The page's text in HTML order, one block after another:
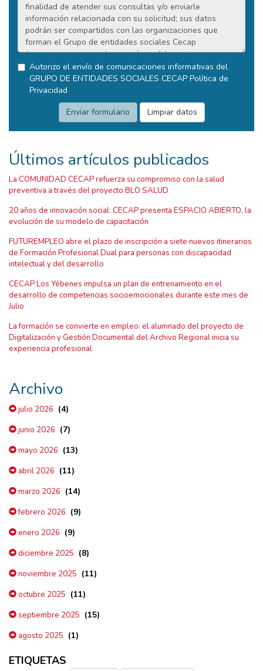
Autorizo el envío de comunicaciones informativas del
GRUPO DE ENTIDADES SOCIALES CECAP Política de
Privacidad
Últimos artículos publicados
La COMUNIDAD CECAP refuerza su compromiso con la salud
preventiva a través del proyecto BLO SALUD
20 años de innovación social: CECAP presenta ESPACIO ABIERTO, la
evolución de su modelo de capacitación
FUTUREMPLEO abre el plazo de inscripción a siete nuevos itinerarios
de Formación Profesional Dual para personas con discapacidad
intelectual y del desarrollo
CECAP Los Yébenes impulsa un plan de entrenamiento en el
desarrollo de competencias socioemocionales durante este mes de
Julio
La formación se convierte en empleo: el alumnado del proyecto de
Digitalización y Gestión Documental del Archivo Regional inicia su
experiencia profesional
Archivo
julio 2026 (4)
junio 2026 (7)
mayo 2026 (13)
abril 2026 (11)
marzo 2026 (14)
febrero 2026 (9)
enero 2026 (9)
diciembre 2025 (8)
noviembre 2025 (11)
octubre 2025 (11)
septiembre 2025 (15)
agosto 2025 (1)
ETIQUETAS